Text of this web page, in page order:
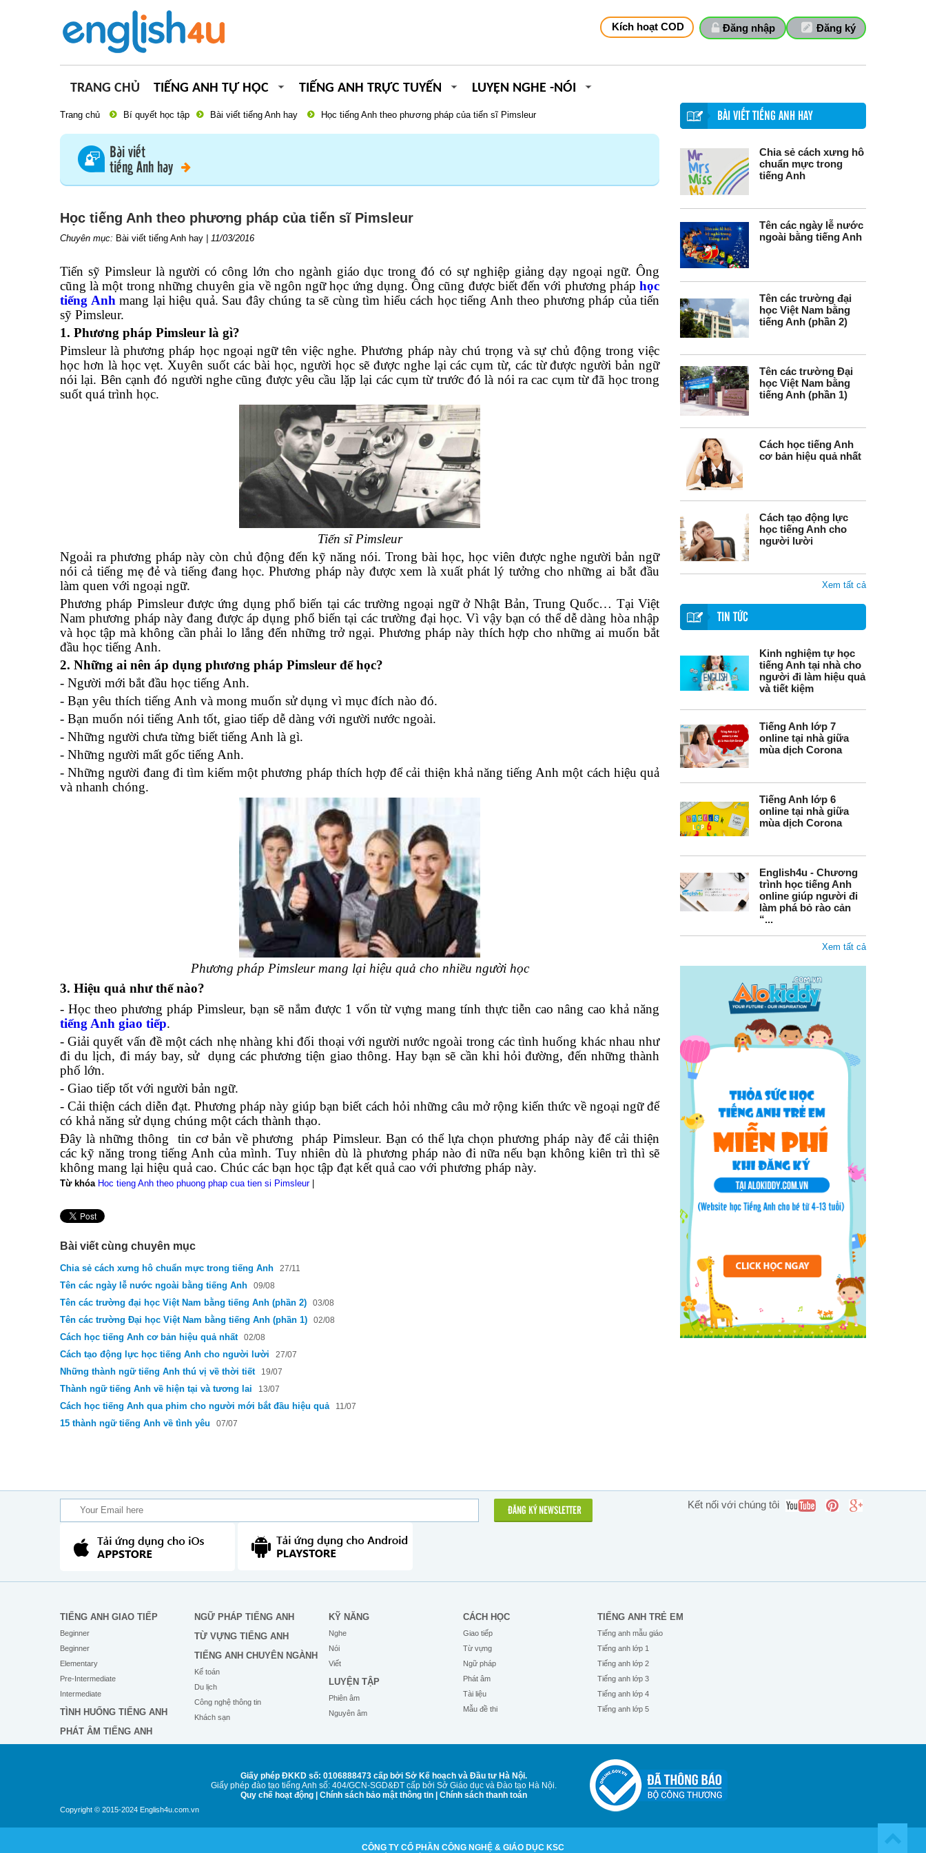
Đăng ký
Đăng nhập
Kích hoạt COD
TRANG CHỦ TIẾNG ANH TỰ HỌC TIẾNG ANH TRỰC TUYẾN LUYỆN NGHE -NÓI
BÀI VIẾT TIẾNG ANH HAY
Chia sẻ cách xưng hô
chuẩn mực trong
tiếng Anh
Tên các ngày lễ nước
ngoài bằng tiếng Anh
Tên các trường đại
học Việt Nam bằng
tiếng Anh (phần 2)
Tên các trường Đại
học Việt Nam bằng
tiếng Anh (phần 1)
Cách học tiếng Anh
cơ bản hiệu quả nhất
Cách tạo động lực
học tiếng Anh cho
người lười
Xem tất cả
TIN TỨC
Kinh nghiệm tự học
tiếng Anh tại nhà cho
người đi làm hiệu quả
và tiết kiệm
Tiếng Anh lớp 7
online tại nhà giữa
mùa dịch Corona
Tiếng Anh lớp 6
online tại nhà giữa
mùa dịch Corona
English4u - Chương
trình học tiếng Anh
online giúp người đi
làm phá bỏ rào cản
“...
Xem tất cả
Trang chủ Bí quyết học tập Bài viết tiếng Anh hay Học tiếng Anh theo phương pháp của tiến sĩ Pimsleur
Bài viết
tiếng Anh hay
Học tiếng Anh theo phương pháp của tiến sĩ Pimsleur
Chuyên mục: Bài viết tiếng Anh hay 11/03/2016
Tiến sỹ Pimsleur là người có công lớn cho ngành giáo dục trong đó có sự nghiệp giảng dạy ngoại ngữ. Ông
cũng là một trong những chuyên gia về ngôn ngữ học ứng dụng. Ông cũng được biết đến với phương pháp học
tiếng Anh mang lại hiệu quả. Sau đây chúng ta sẽ cùng tìm hiểu cách học tiếng Anh theo phương pháp của tiến
sỹ Pimsleur.
1. Phương pháp Pimsleur là gì?
Pimsleur là phương pháp học ngoại ngữ tên việc nghe. Phương pháp này chú trọng và sự chủ động trong việc
học hơn là học vẹt. Xuyên suốt các bài học, người học sẽ được nghe lại các cụm từ, các từ được người bản ngữ
nói lại. Bên cạnh đó người nghe cũng được yêu cầu lặp lại các cụm từ trước đó là nói ra cac cụm từ đã học trong
suốt quá trình học.
Tiến sĩPimsleur
Ngoải ra phương pháp này còn chủ động đến kỹ năng nói. Trong bài học, học viên được nghe người bản ngữ
nói cả tiếng mẹ đẻ và tiếng đang học. Phương pháp này được xem là xuất phát lý tưởng cho những ai bắt đầu
làm quen với ngoại ngữ.
Phương pháp Pimsleur được ứng dụng phổ biến tại các trường ngoại ngữ ở Nhật Bản, Trung Quốc… Tại Việt
Nam phương pháp này đang được áp dụng phổ biến tại các trường đại học. Vì vậy bạn có thể dễ dàng hòa nhập
và học tập mà không cần phải lo lắng đến những trở ngại. Phương pháp này thích hợp cho những ai muốn bắt
đầu học tiếng Anh.
2. Những ai nên áp dụng phương pháp Pimsleur để học?
- Người mới bắt đầu học tiếng Anh.
- Bạn yêu thích tiếng Anh và mong muốn sử dụng vì mục đích nào đó.
- Bạn muốn nói tiếng Anh tốt, giao tiếp dễ dàng với người nước ngoài.
- Những người chưa từng biết tiếng Anh là gì.
- Những người mất gốc tiếng Anh.
- Những người đang đi tìm kiếm một phương pháp thích hợp để cải thiện khả năng tiếng Anh một cách hiệu quả
và nhanh chóng.
Phương pháp Pimsleur mang lại hiệu quả cho nhiều người học
3. Hiệu quả như thế nào?
- Học theo phương pháp Pimsleur, bạn sẽ nắm được 1 vốn từ vựng mang tính thực tiễn cao nâng cao khả năng
tiếng Anh giao tiếp.
- Giải quyết vấn đề một cách nhẹ nhàng khi đối thoại với người nước ngoài trong các tình huống khác nhau như
đi du lịch, đi máy bay, sử dụng các phương tiện giao thông. Hay bạn sẽ cần khi hỏi đường, đến những thành
phố lớn.
- Giao tiếp tốt với người bản ngữ.
- Cải thiện cách diễn đạt. Phương pháp này giúp bạn biết cách hỏi những câu mở rộng kiến thức về ngoại ngữ để
có khả năng sử dụng chúng một cách thành thạo.
Đây là những thông tin cơ bản về phương pháp Pimsleur. Bạn có thể lựa chọn phương pháp này để cải thiện
các kỹ năng trong tiếng Anh của mình. Tuy nhiên dù là phương pháp nào đi nữa nếu bạn không kiên trì thì sẽ
không mang lại hiệu quả cao. Chúc các bạn học tập đạt kết quả cao với phương pháp này.
Từ khóa Hoc tieng Anh theo phuong phap cua tien si Pimsleur
Bài viết cùng chuyên mục
Chia sẻ cách xưng hô chuẩn mực trong tiếng Anh 27/11
Tên các ngày lễ nước ngoài bằng tiếng Anh 09/08
Tên các trường đại học Việt Nam bằng tiếng Anh (phần 2) 03/08
Tên các trường Đại học Việt Nam bằng tiếng Anh (phần 1) 02/08
Cách học tiếng Anh cơ bản hiệu quả nhất 02/08
Cách tạo động lực học tiếng Anh cho người lười 27/07
Những thành ngữ tiếng Anh thú vị về thời tiết 19/07
Thành ngữ tiếng Anh về hiện tại và tương lai 13/07
Cách học tiếng Anh qua phim cho người mới bắt đầu hiệu quả 11/07
15 thành ngữ tiếng Anh về tình yêu 07/07
ĐĂNG KÝ NEWSLETTER
Kết nối với chúng tôi
TIẾNG ANH GIAO TIẾP
Beginner
Beginner
Elementary
Pre-Intermediate
Intermediate
TÌNH HUỐNG TIẾNG ANH
PHÁT ÂM TIẾNG ANH
NGỮ PHÁP TIẾNG ANH
TỪ VỰNG TIẾNG ANH
TIẾNG ANH CHUYÊN NGÀNH
Kế toán
Du lịch
Công nghệ thông tin
Khách sạn
KỸ NĂNG
Nghe
Nói
Viết
LUYỆN TẬP
Phiên âm
Nguyên âm
CÁCH HỌC
Giao tiếp
Từ vựng
Ngữ pháp
Phát âm
Tài liệu
Mẫu đề thi
TIẾNG ANH TRẺ EM
Tiếng anh mẫu giáo
Tiếng anh lớp 1
Tiếng anh lớp 2
Tiếng anh lớp 3
Tiếng anh lớp 4
Tiếng anh lớp 5
Copyright © 2015-2024 English4u.com.vn
Giấy phép ĐKKD số: 0106888473 cấp bởi Sở Kế hoạch và Đầu tư Hà Nội.
Giấy phép đào tạo tiếng Anh số: 404/GCN-SGD&ĐT cấp bởi Sở Giáo dục và Đào tạo Hà Nội.
Quy chế hoạt động| Chính sách bảo mật thông tin| Chính sách thanh toán
CÔNG TY CỔ PHẦN CÔNG NGHỆ & GIÁO DỤC KSC